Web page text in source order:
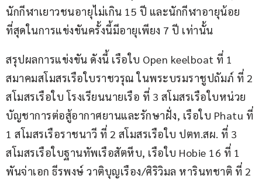
นักกีฬาเยาวชนอายุไม่เกิน 15 ปี และนักกีฬาอายุน้อย
ที่สุดในการแข่งขันครั้งนี้มีอายุเพียง 7 ปี เท่านั้น
สรุปผลการแข่งขัน ดังนี้ เรือใบ Open keelboat ที่ 1
สมาคมสโมสรเรือใบราชวรุณ ในพระบรมราชูปถัมภ์ ที่ 2
สโมสรเรือใบ โรงเรียนนายเรือ ที่ 3 สโมสรเรือใบหน่วย
บัญชาการต่อสู้อากาศยานและรักษาฝั่ง, เรือใบ Phatu ที่
1 สโมสรเรือราชนาวี ที่ 2 สโมสรเรือใบ ปตท.สผ. ที่ 3
สโมสรเรือใบฐานทัพเรือสัตหีบ, เรือใบ Hobie 16 ที่ 1
พันจ่าเอก ธีรพงษ์ วาติบุญเรือง/ศิริวิมล หารินทชาติ ที่ 2